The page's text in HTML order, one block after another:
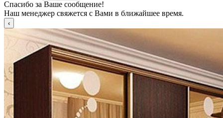
Спасибо за Ваше сообщение!
Наш менеджер свяжется с Вами в ближайшее время.